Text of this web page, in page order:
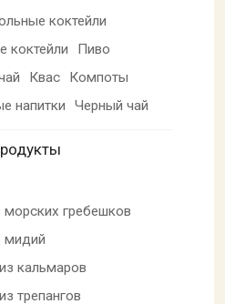
коктейли
коктейли
Пиво
Квас
Компоты
напитки
Черный чай
гребешков
мидий
кальмаров
трепангов